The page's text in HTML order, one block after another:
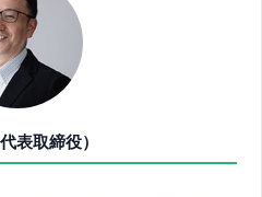
表取締役）